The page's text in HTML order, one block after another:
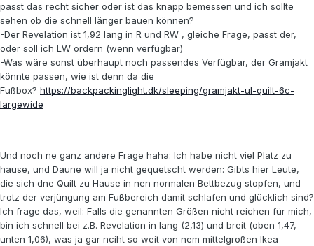
passt das recht sicher oder ist das knapp bemessen und ich sollte
sehen ob die schnell länger bauen können?
-Der Revelation ist 1,92 lang in R und RW , gleiche Frage, passt der,
oder soll ich LW ordern (wenn verfügbar)
-Was wäre sonst überhaupt noch passendes Verfügbar, der Gramjakt
könnte passen, wie ist denn da die
Fußbox? https://backpackinglight.dk/sleeping/gramjakt-ul-quilt-6c-
largewide
Und noch ne ganz andere Frage haha: Ich habe nicht viel Platz zu
hause, und Daune will ja nicht gequetscht werden: Gibts hier Leute,
die sich dne Quilt zu Hause in nen normalen Bettbezug stopfen, und
trotz der verjüngung am Fußbereich damit schlafen und glücklich sind?
Ich frage das, weil: Falls die genannten Größen nicht reichen für mich,
bin ich schnell bei z.B. Revelation in lang (2,13) und breit (oben 1,47,
unten 1,06), was ja gar nciht so weit von nem mittelgroßen Ikea